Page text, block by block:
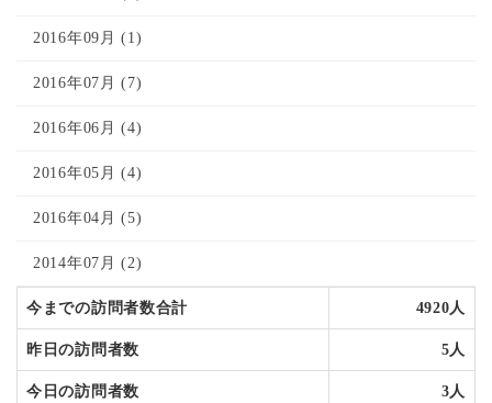
2016年09月 (1)
2016年07月 (7)
2016年06月 (4)
2016年05月 (4)
2016年04月 (5)
2014年07月 (2)
今までの訪問者数合計 4920人
昨日の訪問者数 5人
今日の訪問者数 3人